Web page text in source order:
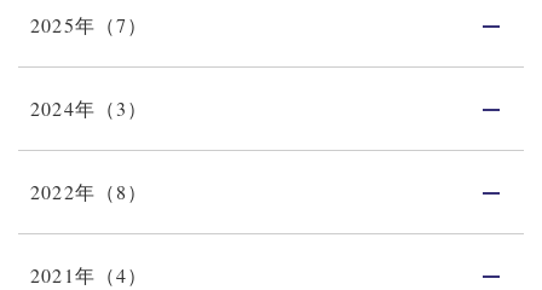
2025年（7）
2024年（3）
2022年（8）
2021年（4）